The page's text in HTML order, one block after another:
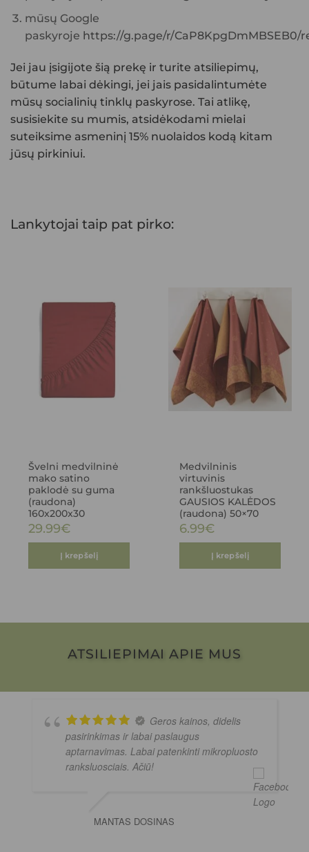
mūsų Google
paskyroje https://g.page/r/CaP8KpgDmMBSEB0/
Jei jau įsigijote šią prekę ir turite atsiliepimų,
būtume labai dėkingi, jei jais pasidalintumėte
mūsų socialinių tinklų paskyrose. Tai atlikę,
susisiekite su mumis, atsidėkodami mielai
suteiksime asmeninį 15% nuolaidos kodą kitam
jūsų pirkiniui.
Lankytojai taip pat pirko:
Švelni medvilninė
mako satino
paklodė su guma
(raudona)
160x200x30
29.99€
Į krepšelį
Medvilninis
virtuvinis
rankšluostukas
GAUSIOS KALĖDOS
(raudona) 50×70
6.99€
Į krepšelį
ATSILIEPIMAI APIE MUS
Geros kainos, didelis
pasirinkimas ir labai paslaugus
aptarnavimas. Labai patenkinti mikropluosto
ranksluosciais. Ačiū!
MANTAS DOSINAS